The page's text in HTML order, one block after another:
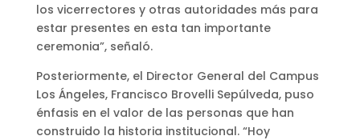
los vicerrectores y otras autoridades más para
estar presentes en esta tan importante
ceremonia”, señaló.
Posteriormente, el Director General del Campus
Los Ángeles, Francisco Brovelli Sepúlveda, puso
énfasis en el valor de las personas que han
construido la historia institucional. “Hoy